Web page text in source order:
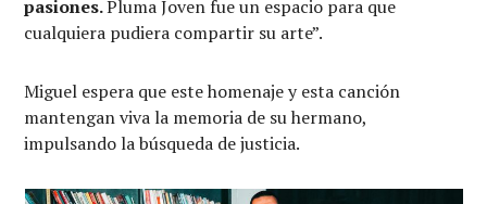
pasiones.Pluma Joven fue un espacio para que
cualquiera pudiera compartir su arte”.
Miguel espera que este homenaje y esta canción
mantengan viva la memoria de su hermano,
impulsando la búsqueda de justicia.